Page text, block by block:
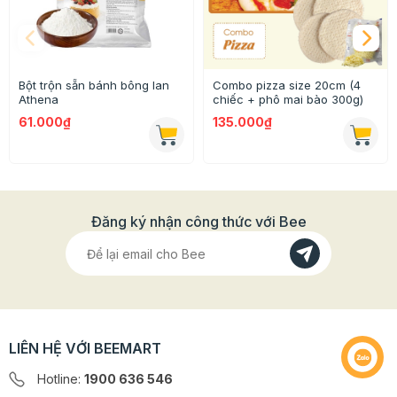
Hướng dẫn làm sữa tươi trân châu đường
Bột trộn sẵn bánh bông lan
Athena
61.000₫
Combo pizza size 20cm (4
chiếc + phô mai bào 300g)
135.000₫
Đăng ký nhận công thức với Bee
LIÊN HỆ VỚI BEEMART
Hotline: 1900 636 546